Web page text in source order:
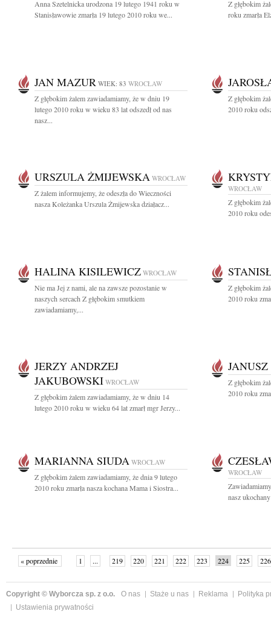
Anna Szetelnicka urodzona 19 lutego 1941 roku w
Stanisławowie zmarła 19 lutego 2010 roku we...
Z głębokim
roku zmarła
JAN MAZUR WIEK: 83 WROCŁAW
Z głębokim żalem zawiadamiamy, że w dniu 19
lutego 2010 roku w wieku 83 lat odszedł od nas
nasz...
Z głębokim
2010 roku
URSZULA ŻMIJEWSKA WROCŁAW
Z żalem informujemy, że odeszła do Wieczności
nasza Koleżanka Urszula Żmijewska działacz...
WROCŁAW
Z głębokim
2010 roku
HALINA KISILEWICZ WROCŁAW
Nie ma Jej z nami, ale na zawsze pozostanie w
naszych sercach Z głębokim smutkiem
zawiadamiamy,...
Z głębokim
2010 roku
JERZY ANDRZEJ
JAKUBOWSKI WROCŁAW
Z głębokim żalem zawiadamiamy, że w dniu 14
lutego 2010 roku w wieku 64 lat zmarł mgr Jerzy...
JANUSZ
Z głębokim
2010 roku
MARIANNA SIUDA WROCŁAW
Z głębokim żalem zawiadamiamy, że dnia 9 lutego
2010 roku zmarła nasza kochana Mama i Siostra...
WROCŁAW
nasz
« poprzednie 1 ... 219 220 221 222 223 224 225
226
Copyright © Wyborcza sp. z o.o. O nas Staże u nas Reklama
Polityka
Ustawienia prywatności